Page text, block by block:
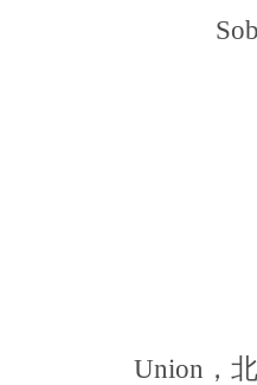
Union，